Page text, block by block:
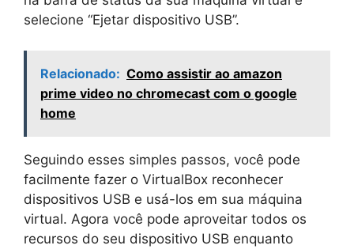
selecione “Ejetar dispositivo USB”.
Relacionado: Como assistir ao amazon
prime video no chromecast com o google
home
Seguindo esses simples passos, você pode
facilmente fazer o VirtualBox reconhecer
dispositivos USB e usá-los em sua máquina
virtual. Agora você pode aproveitar todos os
recursos do seu dispositivo USB enquanto